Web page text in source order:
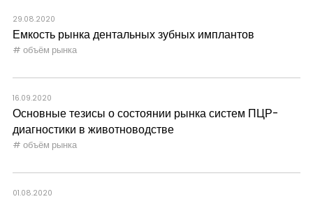
29.08.2020
Емкость рынка дентальных зубных имплантов
объём рынка
16.09.2020
Основные тезисы о состоянии рынка систем ПЦР-
диагностики в животноводстве
объём рынка
01.08.2020